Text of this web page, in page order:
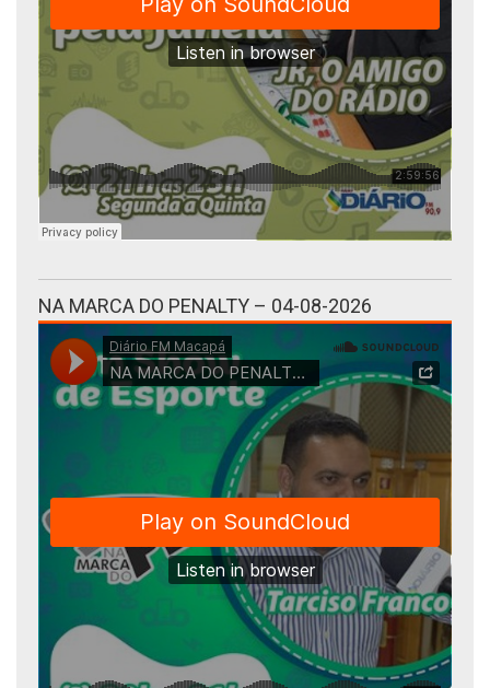
NA MARCA DO PENALTY – 04-08-2026